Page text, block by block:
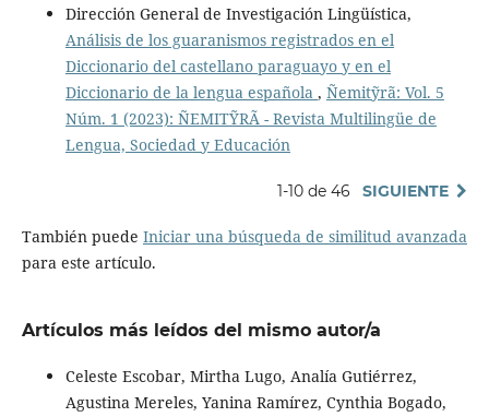
Dirección General de Investigación Lingüística,
Análisis de los guaranismos registrados en el
Diccionario del castellano paraguayo y en el
Diccionario de la lengua española , Ñemitỹrã: Vol. 5
Núm. 1 (2023): ÑEMITỸRÃ - Revista Multilingüe de
Lengua, Sociedad y Educación
1-10 de 46 SIGUIENTE
También puede Iniciar una búsqueda de similitud avanzada
para este artículo.
Artículos más leídos del mismo autor/a
Celeste Escobar, Mirtha Lugo, Analía Gutiérrez,
Agustina Mereles, Yanina Ramírez, Cynthia Bogado,